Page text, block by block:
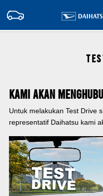
Kami Akan
Untuk melakukan Test Drive
representatif Daihatsu kami